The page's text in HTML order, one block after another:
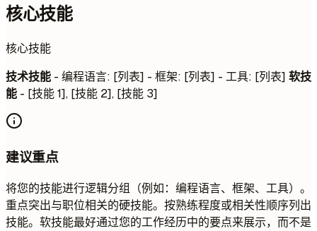
核心技能
核心技能
技术技能 - 编程语言: [列表] - 框架: [列表] - 工具: [列表] 软技
能 - [技能 1], [技能 2], [技能 3]
建议重点
将您的技能进行逻辑分组（例如：编程语言、框架、工具）。
重点突出与职位相关的硬技能。按熟练程度或相关性顺序列出
技能。软技能最好通过您的工作经历中的要点来展示，而不是